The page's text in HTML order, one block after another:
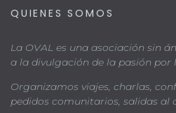
QUIENES SOMOS
La OVAL es una asociación sin
a la divulgación de la pasión por
Organizamos viajes, charlas,
pedidos comunitarios, salidas al